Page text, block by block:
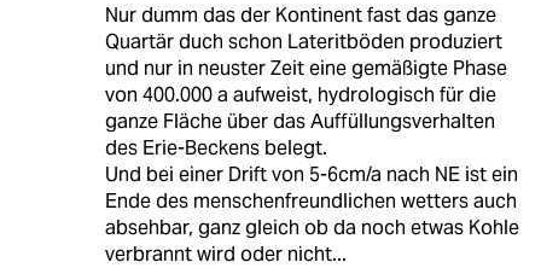
Nur dumm das der Kontinent fast das ganze
Quartär duch schon Lateritböden produziert
und nur in neuster Zeit eine gemäßigte Phase
von 400.000 a aufweist, hydrologisch für die
ganze Fläche über das Auffüllungsverhalten
des Erie-Beckens belegt.
Und bei einer Drift von 5-6cm/a nach NE ist ein
Ende des menschenfreundlichen wetters auch
absehbar, ganz gleich ob da noch etwas Kohle
verbrannt wird oder nicht...